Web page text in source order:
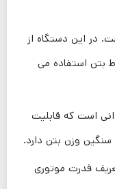
در این دستگاه از
بتن استفاده می
است که قابلیت
وزن بتن دارد.
قدرت موتوری